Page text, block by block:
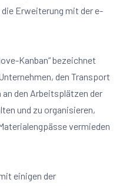
Erweiterung mit der e-
Kanban“ bezeichnet
den Transport
den Arbeitsplätzen der
und zu organisieren,
vermieden
einigen der